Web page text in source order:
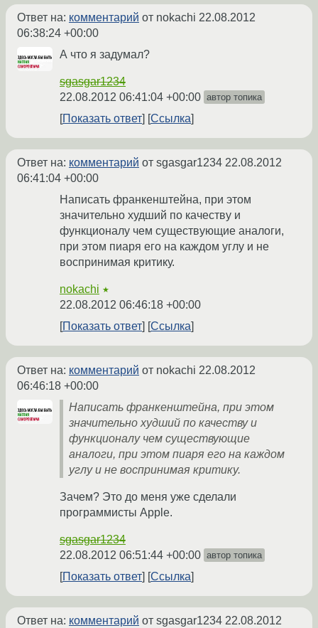
Ответ на: комментарий от nokachi 22.08.2012
06:38:24 +00:00
А что я задумал?
sgasgar1234
22.08.2012 06:41:04 +00:00 автор топика
Показать ответ Ссылка
Ответ на: комментарий от sgasgar1234 22.08.2012
06:41:04 +00:00
Написать франкенштейна, при этом
значительно худший по качеству и
функционалу чем существующие аналоги,
при этом пиаря его на каждом углу и не
воспринимая критику.
nokachi ★
22.08.2012 06:46:18 +00:00
Показать ответ
Ссылка
Ответ на: комментарий от nokachi 22.08.2012
06:46:18 +00:00
Написать франкенштейна, при этом
значительно худший по качеству и
функционалу чем существующие
аналоги, при этом пиаря его на каждом
углу и не воспринимая критику.
Зачем? Это до меня уже сделали
программисты Apple.
sgasgar1234
22.08.2012 06:51:44 +00:00 автор топика
Показать ответ Ссылка
Ответ на: комментарий от sgasgar1234 22.08.2012